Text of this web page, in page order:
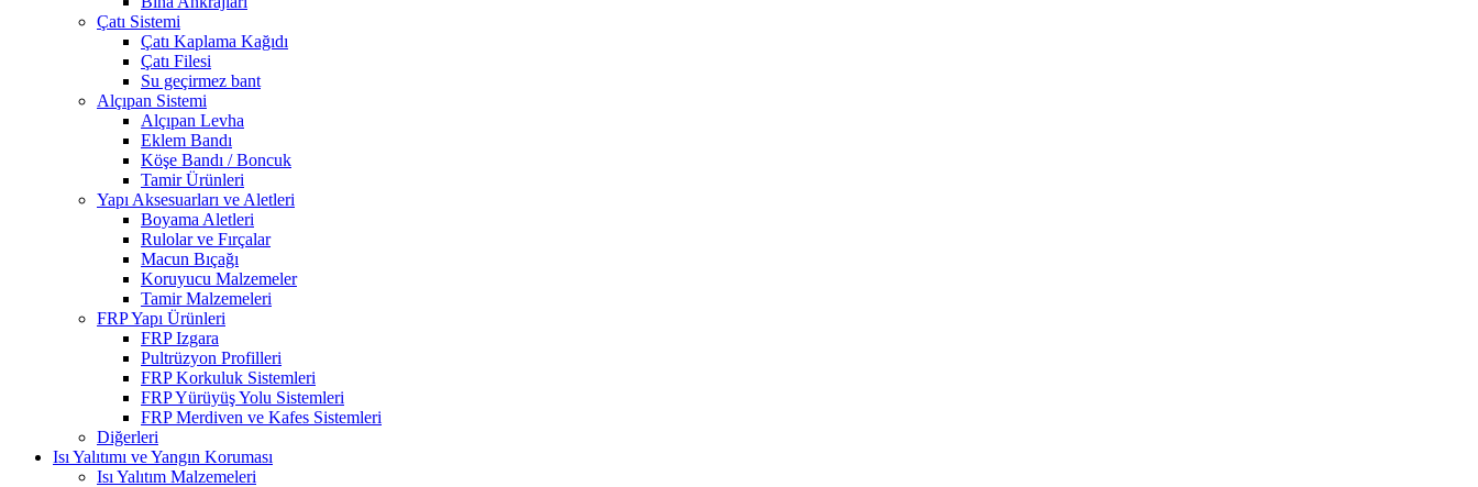
Çatı Sistemi
Çatı Kaplama Kağıdı
Çatı Filesi
Su geçirmez bant
Alçıpan Sistemi
Alçıpan Levha
Eklem Bandı
Köşe Bandı / Boncuk
Tamir Ürünleri
Yapı Aksesuarları ve Aletleri
Boyama Aletleri
Rulolar ve Fırçalar
Macun Bıçağı
Koruyucu Malzemeler
Tamir Malzemeleri
FRP Yapı Ürünleri
FRP Izgara
Pultrüzyon Profilleri
FRP Korkuluk Sistemleri
FRP Yürüyüş Yolu Sistemleri
FRP Merdiven ve Kafes Sistemleri
Diğerleri
Isı Yalıtımı ve Yangın Koruması
Isı Yalıtım Malzemeleri